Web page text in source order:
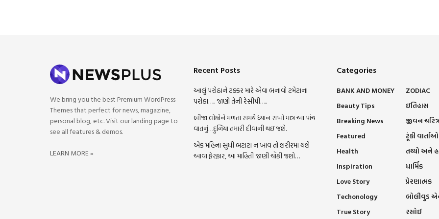
We bring you the best Premium WordPress
Themes that perfect for news, magazine,
personal blog, etc. Visit our landing page to
see all features & demos.
LEARN MORE »
Recent Posts
આલું પરોઠાને ટક્કર મારે એવા બનાવો ટમેટાના
પરોઠા….. જાણો તેની રેસીપી…..
બીજા લોકોને મળતા સમયે ધ્યાન રાખો માત્ર આ પાંચ
વાતનું…દુનિયા તમારી દીવાની થઇ જશે.
એક મહિના સુધી બટાટા ન ખાવ તો શરીરમાં થશે
આવા ફેરફાર, આ માહિતી જાણી ચોંકી જશો…
Categories
BANK AND MONEY
Beauty Tips
Breaking News
Featured
Health
Inspiration
Love Story
Techonology
True Story
ZODIAC
ઇતિહાસ
જીવન ચરિત્ર
ટૂંકી વાર્તાઓ
તથ્યો અને
ધાર્મિક
પ્રેરણાત્મક
બોલીવુડ
રસોઈ